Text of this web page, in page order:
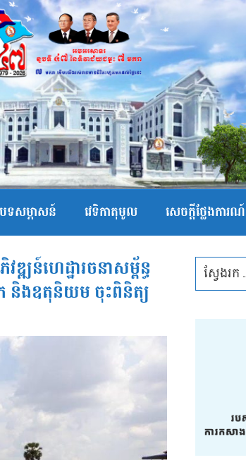
បទសម្ភាសន៍ វេទិកាតុមូល សេចក្ដីថ្លែងការណ៍
ឍន៍ហេដ្ឋារចនាសម្ព័ន្ធ
និងឧតុនិយម ចុះពិនិត្យ